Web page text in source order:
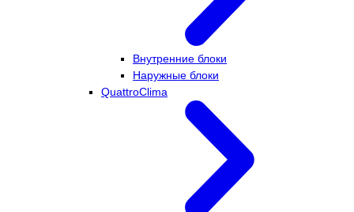
Внутренние блоки
Наружные блоки
QuattroClima